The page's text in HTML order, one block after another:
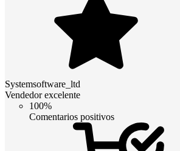
Systemsoftware_ltd
Vendedor excelente
100%
Comentarios positivos